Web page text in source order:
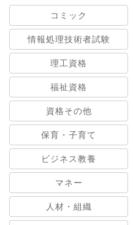
コミック
情報処理技術者試験
理工資格
福祉資格
資格その他
保育・子育て
ビジネス教養
マネー
人材・組織